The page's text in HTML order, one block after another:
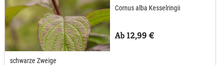
Cornus alba Kesselringii
Ab 12,99 €
schwarze Zweige